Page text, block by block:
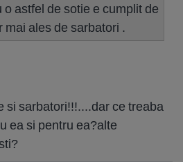
astfel de sotie e cumplit de
mai ales de sarbatori .
si sarbatori!!!....dar ce treaba
ea si pentru ea?alte